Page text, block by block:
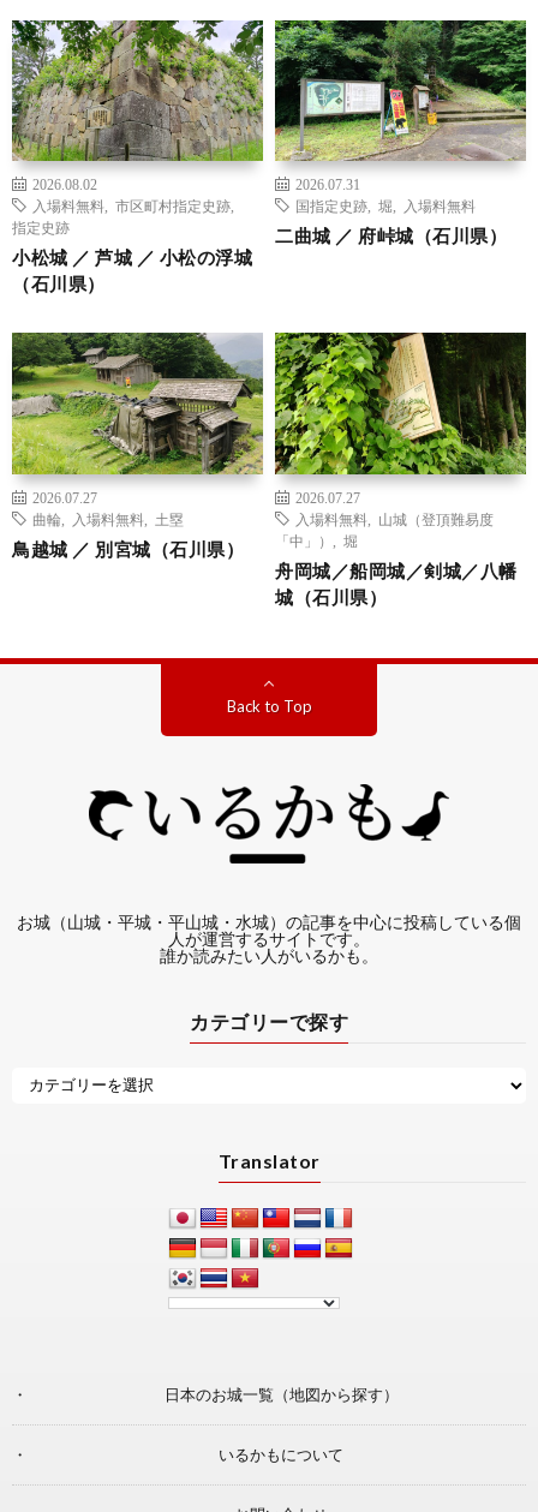
2026.08.02
入場料無料
市区町村指定史跡
指定史跡
小松城 ／ 芦城 ／ 小松の浮城
（石川県）
2026.07.31
国指定史跡
堀 入場料無料
二曲城 ／ 府峠城（石川県）
2026.07.27
曲輪
入場料無料 土塁
鳥越城 ／ 別宮城（石川県）
2026.07.27
入場料無料
山城（登頂難易度
「中」）
堀
舟岡城／船岡城／剣城／八幡
城（石川県）
Back to Top
お城（山城・平城・平山城・水城）の記事を中心に投稿している個
人が運営するサイトです。
誰か読みたい人がいるかも。
カテゴリーで探す
Translator
日本のお城一覧（地図から探す）
いるかもについて